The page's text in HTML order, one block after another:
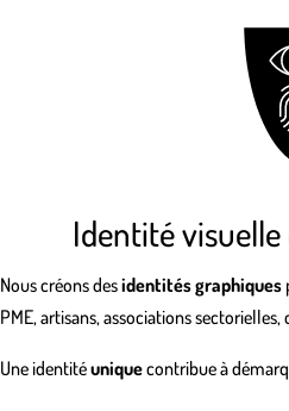
Identité
Nous créons desidentités graphiques
PME, artisans, associations
Une identitéuniquecontribue à